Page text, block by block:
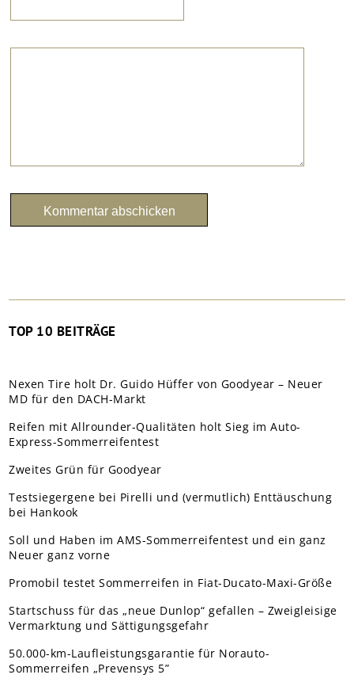
TOP 10 BEITRÄGE
Nexen Tire holt Dr. Guido Hüffer von Goodyear – Neuer
MD für den DACH-Markt
Reifen mit Allrounder-Qualitäten holt Sieg im Auto-
Express-Sommerreifentest
Zweites Grün für Goodyear
Testsiegergene bei Pirelli und (vermutlich) Enttäuschung
bei Hankook
Soll und Haben im AMS-Sommerreifentest und ein ganz
Neuer ganz vorne
Promobil testet Sommerreifen in Fiat-Ducato-Maxi-Größe
Startschuss für das „neue Dunlop“ gefallen – Zweigleisige
Vermarktung und Sättigungsgefahr
50.000-km-Laufleistungsgarantie für Norauto-
Sommerreifen „Prevensys 5”